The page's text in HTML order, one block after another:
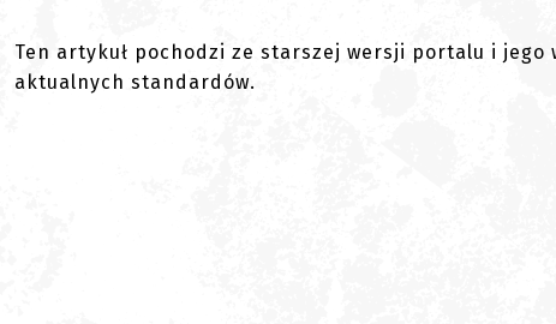
Ten artykuł pochodzi ze starszej wersji portalu i
aktualnych standardów.